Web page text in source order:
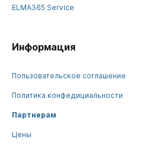
ELMA365 Service
Информация
Пользовательское соглашение
Политика конфедициальности
Партнерам
Цены